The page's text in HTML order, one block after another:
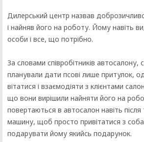
Дилерський центр назвав
і найняв його на роботу. Йому навіть
особи і все, що потрібно.
За словами співробітників автосалону,
планували дати псові лише притулок,
вітатися і взаємодіяти з клієнтами
що вони вирішили найняти його на
повертаються в автосалон навіть після
машину, щоб просто привітатися з
подарувати йому якийсь подарунок.